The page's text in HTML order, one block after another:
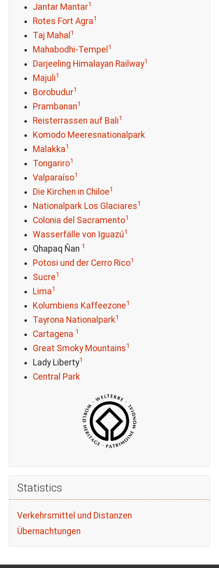
Jantar Mantar1
Rotes Fort Agra1
Taj Mahal 1
Mahabodhi-Tempel 1
Darjeeling Himalayan Railway1
Majuli1
Borobudur1
Prambanan1
Reisterrassen auf Bali1
Komodo Meeresnationalpark
Malakka1
Tongariro1
Valparaíso1
Die Kirchen in Chiloe1
Nationalpark Los Glaciares1
Colonia del Sacramento1
Wasserfälle von Iguazú1
Qhapaq Ñan 1
Potosi und der Cerro Rico1
Sucre1
Lima1
Kolumbiens Kaffeezone1
Tayrona Nationalpark1
Cartagena 1
Great Smoky Mountains1
Lady Liberty1
Central Park
Statistics
Verkehrsmittel und Distanzen
Übernachtungen